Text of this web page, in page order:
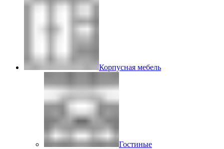
Корпусная мебель
Гостиные